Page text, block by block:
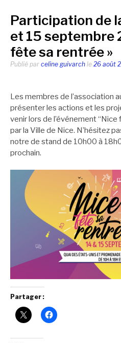
Participation de
et 15 septembre
fête sa rentrée »
Publié par celine guivarch le 26 août
Les membres de l’association
présenter les actions et les
venir lors de l’événement
par la Ville de Nice. N’hésitez
notre de stand de 10h00 à
prochain.
Partager :